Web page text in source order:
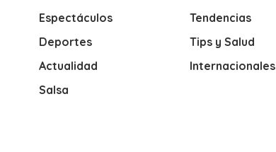
Espectáculos
Deportes
Actualidad
Salsa
Tendencias
Tips y Salud
Internacionales